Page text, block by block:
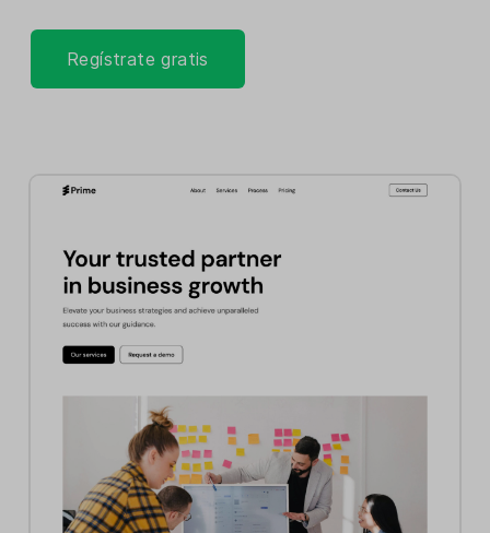
Regístrate gratis